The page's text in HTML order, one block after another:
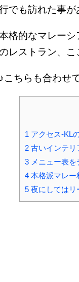
でも訪れた事が
格的なマレー
レストラン、こ
♪こちらも合わせ
1 アクセス‐KL
2 古いインテリ
3 メニュー表を
4 本格派マレー
5 夜にしてはリ